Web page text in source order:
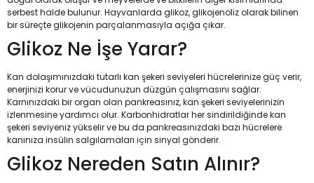
serbest halde bulunur. Hayvanlarda glikoz, glikojenoliz olarak bilinen
bir süreçte glikojenin parçalanmasıyla açığa çıkar.
Glikoz Ne İşe Yarar?
Kan dolaşımınızdaki tutarlı kan şekeri seviyeleri hücrelerinize güç verir,
enerjinizi korur ve vücudunuzun düzgün çalışmasını sağlar.
Karnınızdaki bir organ olan pankreasınız, kan şekeri seviyelerinizin
izlenmesine yardımcı olur. Karbonhidratlar her sindirildiğinde kan
şekeri seviyeniz yükselir ve bu da pankreasınızdaki bazı hücrelere
kanınıza insülin salgılamaları için sinyal gönderir.
Glikoz Nereden Satın Alınır?